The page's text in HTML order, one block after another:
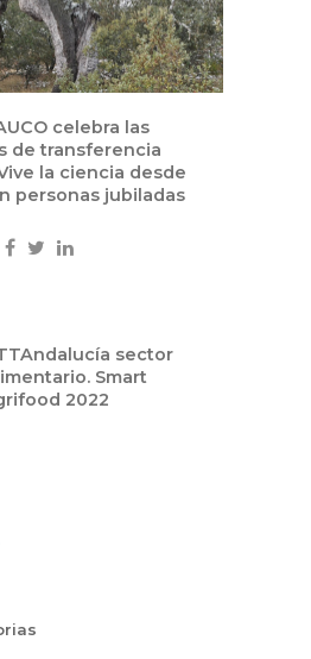
celebra las
de transferencia
la ciencia desde
personas jubiladas
sector
Smart
2022